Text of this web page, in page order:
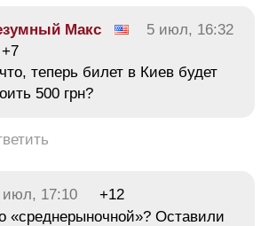
Макс
5 июл, 16:32
+7
теперь билет в Киев будет
500 грн?
июл, 17:10
+12
«среднерыночной»? Оставили